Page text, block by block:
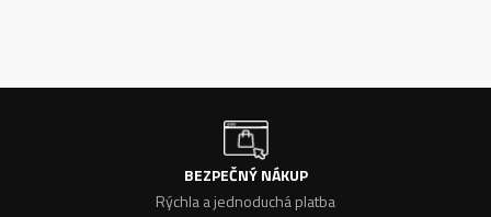
BEZPEČNÝ NÁKUP
Rýchla a jednoduchá platba